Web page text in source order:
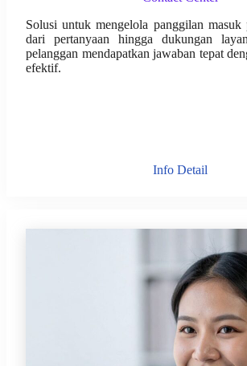
Solusi untuk mengelola panggilan masuk
dari pertanyaan hingga dukungan
pelanggan mendapatkan jawaban tepat
efektif.
Info Detail